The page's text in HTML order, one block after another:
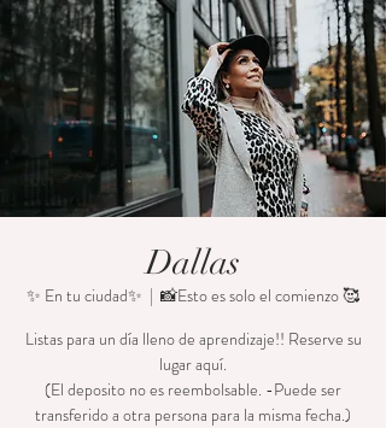
Dallas
✨ En tu ciudad✨
  |
📸Esto es solo el comienzo 🥰
Listas para un día lleno de aprendizaje!! Reserve su
lugar aquí.
(El deposito no es reembolsable. -Puede ser
transferido a otra persona para la misma fecha.)